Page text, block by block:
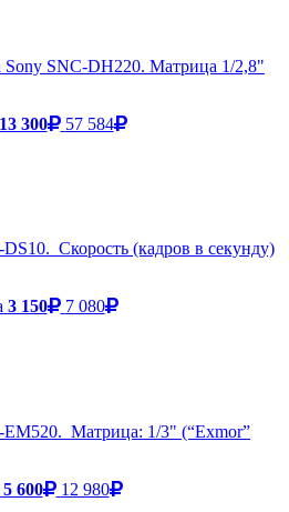
Sony SNC-DH220. Матрица 1/2,8"
13 300 57 584
Скорость (кадров в секунду)
3 150 7 080
EM520. Матрица: 1/3" (“Exmor”
5 600 12 980